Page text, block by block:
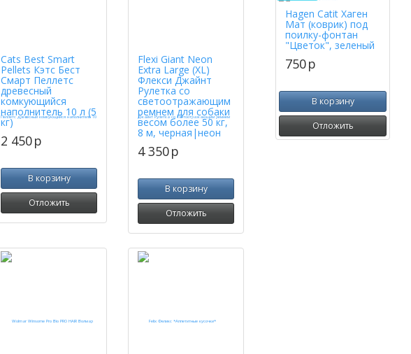
Cats Best Smart
Pellets Кэтс Бест
Смарт Пеллетс
древесный
комкующийся
наполнитель 10 л (5
кг)
2 450p
В корзину
Отложить
Flexi Giant Neon
Extra Large (XL)
Флекси Джайнт
Рулетка со
светоотражающим
ремнем для собаки
весом более 50 кг,
8 м, черная|неон
4 350p
В корзину
Отложить
Hagen Catit Хаген
Мат (коврик) под
поилку-фонтан
"Цветок", зеленый
750p
В корзину
Отложить